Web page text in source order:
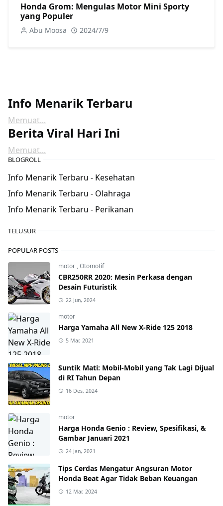
Honda Grom: Mengulas Motor Mini Sporty
yang Populer
Abu Moosa 2024/7/9
Info Menarik Terbaru
Memuat...
Berita Viral Hari Ini
Memuat...
BLOGROLL
Info Menarik Terbaru - Kesehatan
Info Menarik Terbaru - Olahraga
Info Menarik Terbaru - Perikanan
TELUSUR
POPULAR POSTS
motor ,Otomotif
CBR250RR 2020: Mesin Perkasa dengan
Desain Futuristik
22 Jun, 2024
motor
Harga Yamaha All New X-Ride 125 2018
5 Mar, 2021
Suntik Mati: Mobil-Mobil yang Tak Lagi Dijual
di RI Tahun Depan
16 Des, 2024
motor
Harga Honda Genio : Review, Spesifikasi, &
Gambar Januari 2021
24 Jan, 2021
Tips Cerdas Mengatur Angsuran Motor
Honda Beat Agar Tidak Beban Keuangan
12 Mar, 2024